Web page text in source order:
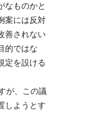
なものかと
案には反対
善されない
的ではな
定を設ける
が、この議
しようとす